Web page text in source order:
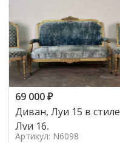
69 000₽
Диван, Луи 15 в стиле
Луи 16,
Артикул: N6098